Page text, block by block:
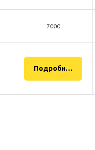
7000
Подробнее